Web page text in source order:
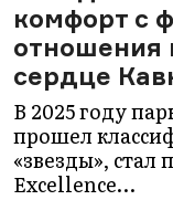
комфорт с
отношения
сердце
В 2025 году
прошел
«звезды»,
Excellence…